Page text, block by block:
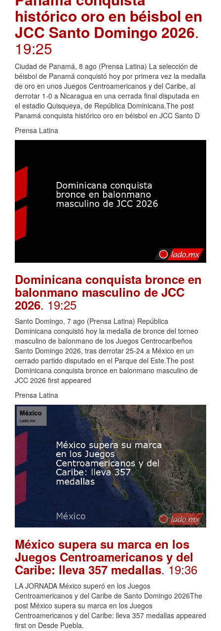
histórico oro en béisbol en
JCC Santo Domingo 2026.
19:25
Ciudad de Panamá, 8 ago (Prensa Latina) La selección de
béisbol de Panamá conquistó hoy por primera vez la medalla
de oro en unos Juegos Centroamericanos y del Caribe, al
derrotar 1-0 a Nicaragua en una cerrada final disputada en
el estadio Quisqueya, de República Dominicana.The post
Panamá conquista histórico oro en béisbol en JCC Santo D
Prensa Latina
Dominicana conquista bronce en
balonmano masculino de JCC
2026. 19:25
Santo Domingo, 7 ago (Prensa Latina) República
Dominicana conquistó hoy la medalla de bronce del torneo
masculino de balonmano de los Juegos Centrocaribeños
Santo Domingo 2026, tras derrotar 25-24 a México en un
cerrado partido disputado en el Parque del Este.The post
Dominicana conquista bronce en balonmano masculino de
JCC 2026 first appeared
Prensa Latina
México supera su marca en los
Juegos Centroamericanos y del
Caribe: lleva 357 medallas. 19:36
LA JORNADA México superó en los Juegos
Centroamericanos y del Caribe de Santo Domingo 2026The
post México supera su marca en los Juegos
Centroamericanos y del Caribe: lleva 357 medallas appeared
first on Desde Puebla.